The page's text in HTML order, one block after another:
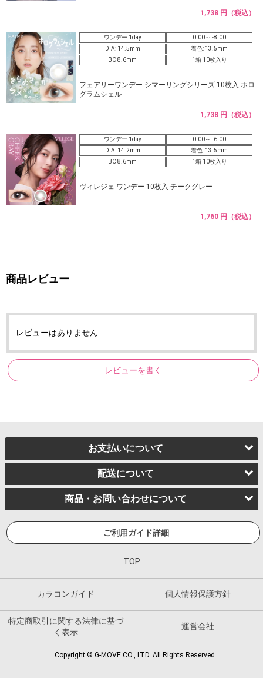
1,738 円（税込）
ワンデー 1day
0.00～ -8.00
DIA: 14.5mm
着色: 13.5mm
BC 8.6mm
1箱 10枚入り
フェアリーワンデー シマーリングシリーズ 10枚入 ホロ
グラムシェル
1,738 円（税込）
ワンデー 1day
0.00～ -6.00
DIA: 14.2mm
着色: 13.5mm
BC 8.6mm
1箱 10枚入り
ヴィレジェ ワンデー 10枚入 チークグレー
1,760 円（税込）
商品レビュー
レビューはありません
レビューを書く
お支払いについて
配送について
商品・お問い合わせについて
ご利用ガイド詳細
TOP
カラコンガイド 個人情報保護方針
特定商取引に関する法律に基づ
く表示
運営会社
Copyright © G-MOVE CO., LTD. All Rights Reserved.